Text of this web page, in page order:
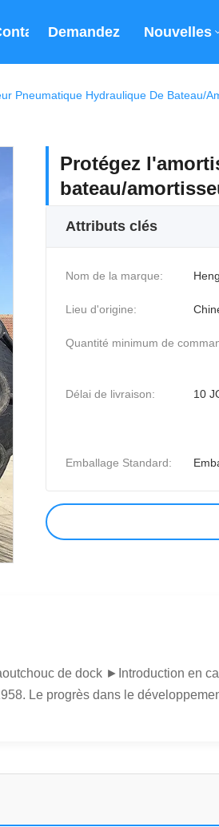
Demandez Un Devis
Nouvelles
Pneumatique Hydraulique De Bateau/
Protégez
bateau/
Attributs clés
Nom de la marque:
Lieu d'origine:
Quantité minimum de
Délai de livraison: 10
Emballage Standard:
de dock ►Introduction en
Le progrès dans le